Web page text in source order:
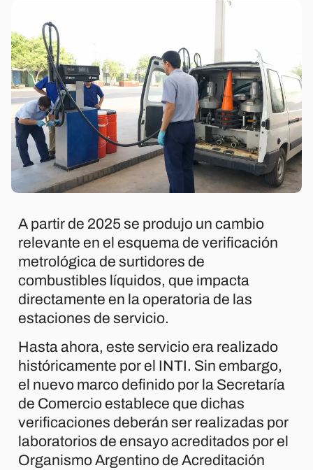
A partir de 2025 se produjo un cambio
relevante en el esquema de verificación
metrológica de surtidores de
combustibles líquidos, que impacta
directamente en la operatoria de las
estaciones de servicio.
Hasta ahora, este servicio era realizado
históricamente por el INTI. Sin embargo,
el nuevo marco definido por la Secretaría
de Comercio establece que dichas
verificaciones deberán ser realizadas por
laboratorios de ensayo acreditados por el
Organismo Argentino de Acreditación